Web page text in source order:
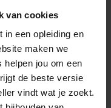
van cookies
in een opleiding en
maken we
jou om een
de beste versie
vindt wat je zoekt.